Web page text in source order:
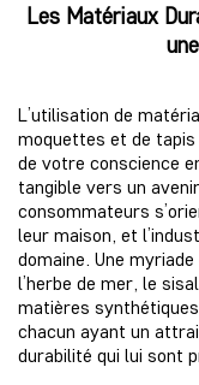
Les Matériaux
L’utilisation de
moquettes et de tapis
de votre conscience
tangible vers un
consommateurs
leur maison, et
domaine. Une
l’herbe de mer, le
matières
chacun ayant un
durabilité qui lui sont